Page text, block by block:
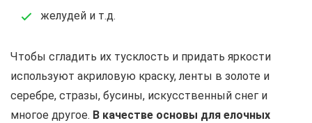
желудей и т.д.
Чтобы сгладить их тусклость и придать яркости
используют акриловую краску, ленты в золоте и
серебре, стразы, бусины, искусственный снег и
многое другое. В качестве основы для елочных